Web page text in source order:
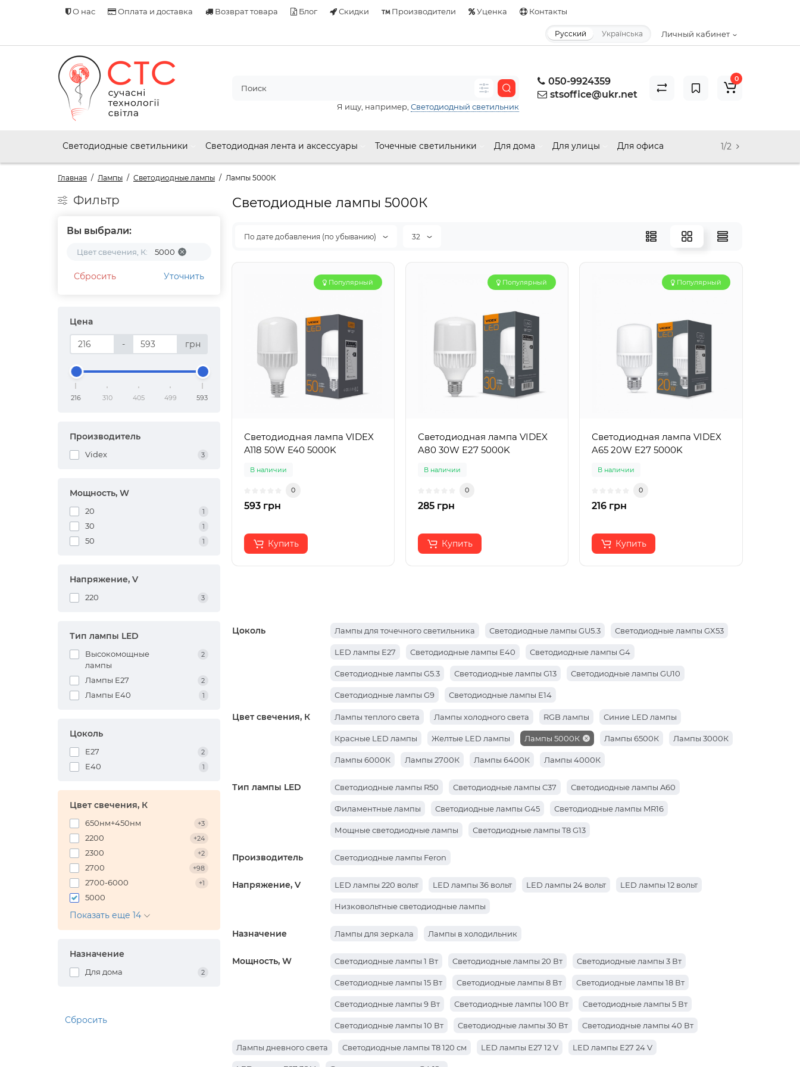
О нас Оплата и доставка Возврат товара Блог Скидки Производители Уценка Контакты
Личный кабинет
Русский Українська
050-9924359
stsoffice@ukr.net
Я ищу, например, Светодиодный светильник
0
Светодиодные светильники Светодиодная лента и аксессуары Точечные светильники Для дома Для улицы Для офиса 1/2
Главная Лампы Светодиодные лампы Лампы 5000К
Фильтр
Вы выбрали:
Цвет свечения, К: 5000
Сбросить Уточнить
Цена
- грн
216 310 405 499 593
Производитель
Videx 3
Мощность, W
20 1
30 1
50 1
Напряжение, V
220 3
Тип лампы LED
Высокомощные
лампы
2
Лампы E27 2
Лампы E40 1
Цоколь
E27 2
E40 1
Цвет свечения, К
650нм+450нм +3
2200 +24
2300 +2
2700 +98
2700-6000 +1
5000
Показать еще 14
Назначение
Для дома 2
Сбросить
Светодиодные лампы 5000К
По дате добавления (по убыванию) 32
Популярный
Светодиодная лампа VIDEX
A118 50W E40 5000K
В наличии
0
593 грн
Купить
Популярный
Светодиодная лампа VIDEX
A80 30W E27 5000K
В наличии
0
285 грн
Купить
Популярный
Светодиодная лампа VIDEX
A65 20W E27 5000K
В наличии
0
216 грн
Купить
Цоколь Лампы для точечного светильника Светодиодные лампы GU5.3 Светодиодные лампы GX53
LED лампы E27 Светодиодные лампы E40 Светодиодные лампы G4
Светодиодные лампы G5.3 Светодиодные лампы G13 Светодиодные лампы GU10
Светодиодные лампы G9 Светодиодные лампы E14
Цвет свечения, К Лампы теплого света Лампы холодного света RGB лампы Синие LED лампы
Красные LED лампы Желтые LED лампы Лампы 5000К Лампы 6500К Лампы 3000К
Лампы 6000К Лампы 2700К Лампы 6400К Лампы 4000К
Тип лампы LED Светодиодные лампы R50 Светодиодные лампы C37 Светодиодные лампы A60
Филаментные лампы Светодиодные лампы G45 Светодиодные лампы MR16
Мощные светодиодные лампы Светодиодные лампы T8 G13
Производитель Светодиодные лампы Feron
Напряжение, V LED лампы 220 вольт LED лампы 36 вольт LED лампы 24 вольт LED лампы 12 вольт
Низковольтные светодиодные лампы
Назначение Лампы для зеркала Лампы в холодильник
Мощность, W Cветодиодные лампы 1 Вт Cветодиодные лампы 20 Вт Cветодиодные лампы 3 Вт
Cветодиодные лампы 15 Вт Cветодиодные лампы 8 Вт Cветодиодные лампы 18 Вт
Cветодиодные лампы 9 Вт Светодиодные лампы 100 Вт Cветодиодные лампы 5 Вт
Cветодиодные лампы 10 Вт Cветодиодные лампы 30 Вт Cветодиодные лампы 40 Вт
Светодиодные лампы 7 Вт Светодиодные лампы 50 Вт Светодиодные лампы 12 Вт
Лампы дневного света Светодиодные лампы T8 120 см LED лампы E27 12 V LED лампы E27 24 V